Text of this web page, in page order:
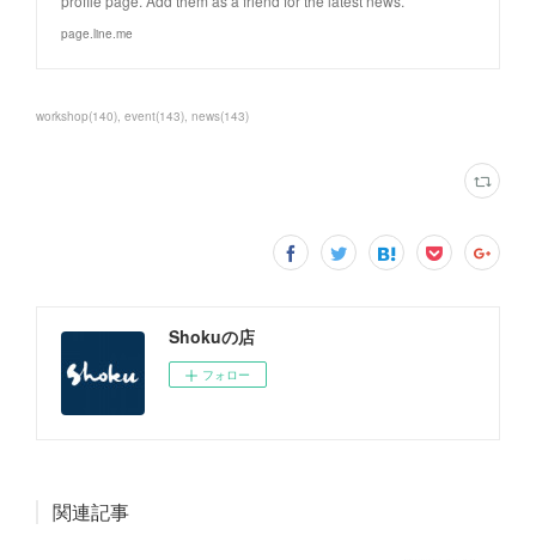
page.line.me
workshop(140) event(143) news(143)
Shokuの店
フォロー
関連記事